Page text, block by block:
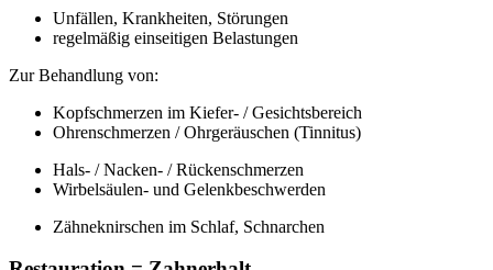
Unfällen, Krankheiten, Störungen
regelmäßig einseitigen Belastungen
Zur Behandlung von:
Kopfschmerzen im Kiefer- / Gesichtsbereich
Ohrenschmerzen / Ohrgeräuschen (Tinnitus)
Hals- / Nacken- / Rückenschmerzen
Wirbelsäulen- und Gelenkbeschwerden
Zähneknirschen im Schlaf, Schnarchen